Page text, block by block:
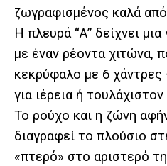
ζωγραφισμένος καλά
Η πλευρά “Α” δείχνει
με έναν ρέοντα χιτώνα,
κεκρύφαλο με 6 χάντρες
για ιέρεια ή
Το ρούχο και η ζώνη
διαγραφεί το πλούσιο
«πτερό» στο αριστερό